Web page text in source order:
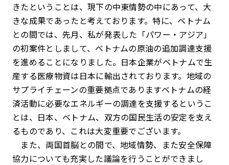
きたということは、現下の中東情勢の中にあって、大
きな成果であったと考えております。特に、ベトナム
との間では、先月、私が発表した「パワー・アジア」
の初案件としまして、ベトナムの原油の追加調達支援
を進めることになりました。日本企業がベトナムで生
産する医療物資は日本に輸出されております。地域の
サプライチェーンの重要拠点でありますベトナムの経
済活動に必要なエネルギーの調達を支援するというこ
とは、日本、ベトナム、双方の国民生活の安定を支え
るものであり、これは大変重要でございます。
また、両国首脳との間で、地域情勢、また安全保障
協力についても充実した議論を行うことができまし